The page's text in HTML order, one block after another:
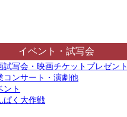
イベント・試写会
試写会・映画チケットプレゼント
コンサート・演劇他
ント
ぱく大作戦